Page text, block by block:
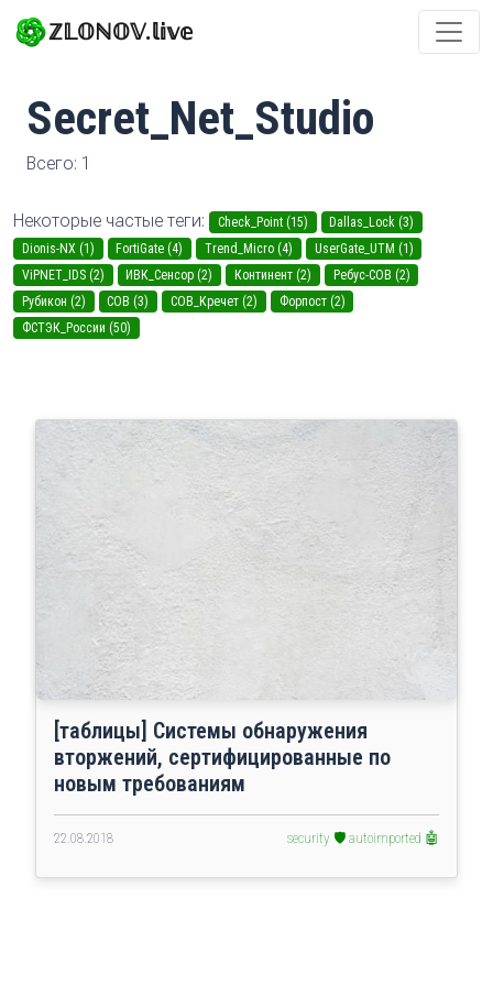
ℤ𝕃𝕆ℕ𝕆𝕍.𝕝𝕚𝕧𝕖
Secret_Net_Studio
Всего: 1
Некоторые частые теги: Check_Point (15)
Dallas_Lock (3)
Dionis-NX (1)
FortiGate (4) Trend_Micro (4)
UserGate_UTM (1)
ViPNET_IDS (2)
ИВК_Сенсор (2) Континент (2)
Ребус-СОВ (2)
Рубикон (2)
СОВ (3) СОВ_Кречет (2)
Форпост (2)
ФСТЭК_России (50)
[таблицы] Системы обнаружения
вторжений, сертифицированные по
новым требованиям
22.08.2018 security 🛡️ autoimported 🤖